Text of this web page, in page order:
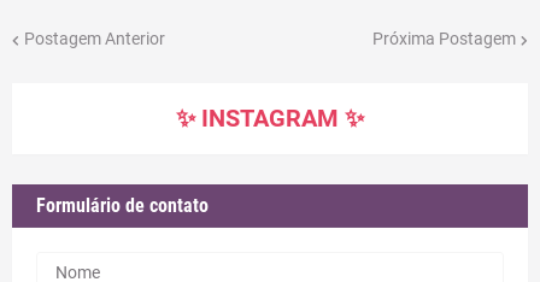
Postagem Anterior Próxima Postagem
✨ INSTAGRAM ✨
Formulário de contato